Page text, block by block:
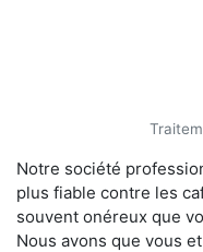
Notre société
plus fiable contre les
souvent onéreux que
Nous avons que vous